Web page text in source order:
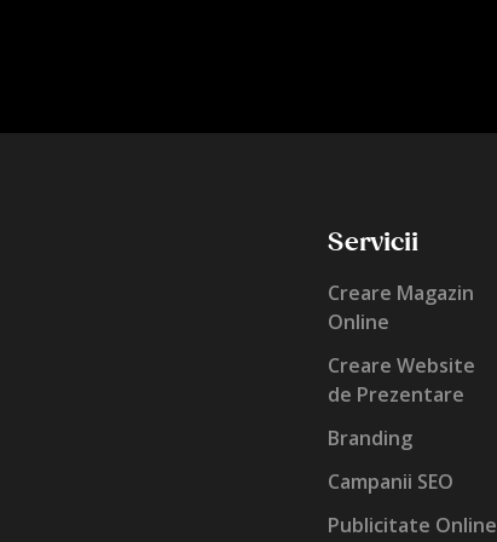
Servicii
Creare Magazin
Online
Creare Website
de Prezentare
Branding
Campanii SEO
Publicitate Online